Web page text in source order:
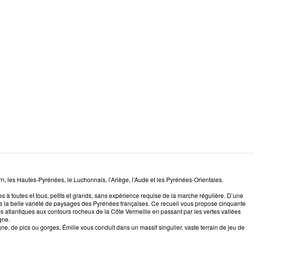
Hautes-Pyrénées, le Luchonnais, l’Ariège, l’Aude et les Pyrénées-Orientales.
à toutes et tous, petits et grands, sans expérience requise de la marche régulière. D’une
belle variété de paysages des Pyrénées françaises. Ce recueil vous propose cinquante
aux contours rocheux de la Côte Vermeille en passant par les vertes vallées
de pics ou gorges, Émilie vous conduit dans un massif singulier, vaste terrain de jeu de